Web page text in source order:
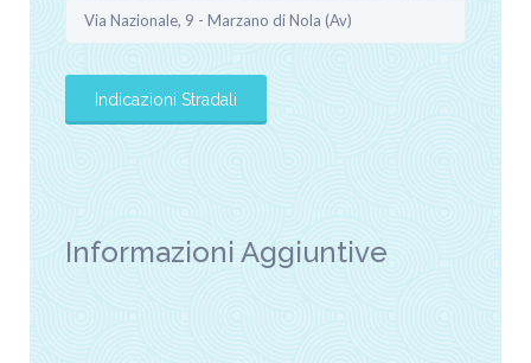
Informazioni Aggiuntive